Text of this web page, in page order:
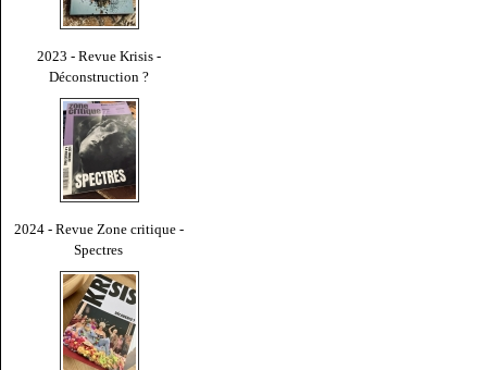
2023 - Revue Krisis -
Déconstruction ?
2024 - Revue Zone critique -
Spectres